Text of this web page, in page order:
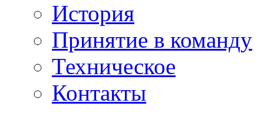
История
Принятие в команду
Техническое
Контакты